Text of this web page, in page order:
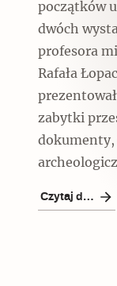
początków
dwóch
profesora
Rafała
zabytki
dokumenty,
Czytaj dalej